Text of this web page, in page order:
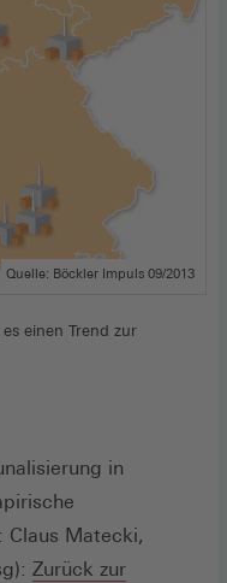
Quelle: Böckler Impuls 09/2013
einen Trend zur
in
Claus Matecki,
Zurück zur